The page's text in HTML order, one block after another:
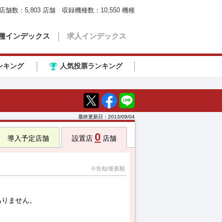
インデックス 求人インデックス
舗数： 5,803 店舗 収録機種数： 10,550 機種
キング 人気投票ランキング
最終更新日： 2013/09/04
導入予定店舗 設置店 0 店舗
※告知/更新順
ません。